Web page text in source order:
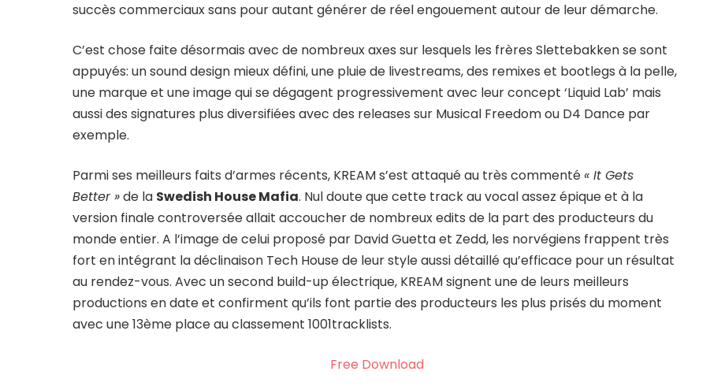
succès commerciaux sans pour autant générer de réel engouement autour de leur démarche.
C’est chose faite désormais avec de nombreux axes sur lesquels les frères Slettebakken se sont
appuyés: un sound design mieux défini, une pluie de livestreams, des remixes et bootlegs à la pelle,
une marque et une image qui se dégagent progressivement avec leur concept ‘Liquid Lab’ mais
aussi des signatures plus diversifiées avec des releases sur Musical Freedom ou D4 Dance par
exemple.
Parmi ses meilleurs faits d’armes récents, KREAM s’est attaqué au très commenté « It Gets
Better »de la Swedish House Mafia. Nul doute que cette track au vocal assez épique et à la
version finale controversée allait accoucher de nombreux edits de la part des producteurs du
monde entier. A l’image de celui proposé par David Guetta et Zedd, les norvégiens frappent très
fort en intégrant la déclinaison Tech House de leur style aussi détaillé qu’efficace pour un résultat
au rendez-vous. Avec un second build-up électrique, KREAM signent une de leurs meilleurs
productions en date et confirment qu’ils font partie des producteurs les plus prisés du moment
avec une 13ème place au classement 1001tracklists.
Free Download